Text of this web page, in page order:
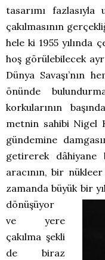
tasarımı
çakılmasının
hele ki 1955 yılında
hoş görülebilecek
Dünya Savaşı’nın
önünde
korkularının
metnin sahibi Nigel
gündemine
getirerek dâhiyane
aracının, bir
zamanda büyük bir
dönüşüyor
ve yere
çakılma şekli
de biraz